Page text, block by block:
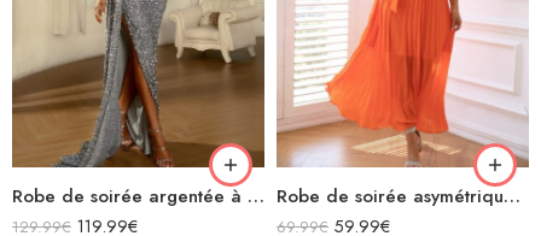
Robe de soirée argentée à paillettes asymétrique fendue avec traîne
129.99€ 119.99€
Robe de soirée asymétrique orange longue plissée avec ceinture sans manches
69.99€ 59.99€